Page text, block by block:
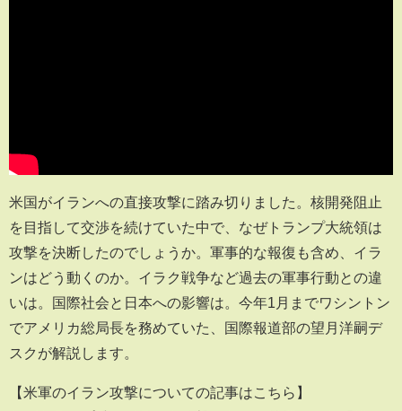
米国がイランへの直接攻撃に踏み切りました。核開発阻止
を目指して交渉を続けていた中で、なぜトランプ大統領は
攻撃を決断したのでしょうか。軍事的な報復も含め、イラ
ンはどう動くのか。イラク戦争など過去の軍事行動との違
いは。国際社会と日本への影響は。今年1月までワシントン
でアメリカ総局長を務めていた、国際報道部の望月洋嗣デ
スクが解説します。
【米軍のイラン攻撃についての記事はこちら】